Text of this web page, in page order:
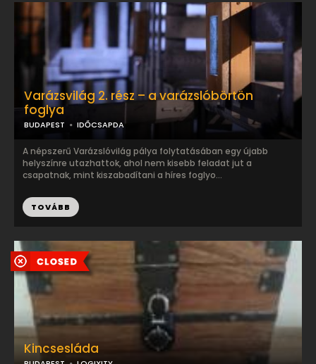
Varázsvilág 2. rész – a varázslóbörtön
foglya
BUDAPEST IDŐCSAPDA
A népszerű Varázslóvilág pálya folytatásában egy újabb
helyszínre utazhattok, ahol nem kisebb feladat jut a
csapatnak, mint kiszabadítani a híres foglyo...
TOVÁBB
Kincsesláda